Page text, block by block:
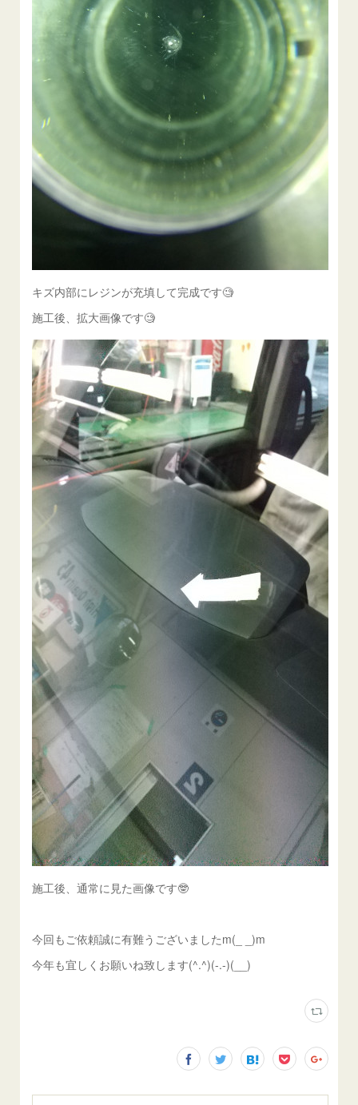
キズ内部にレジンが充填して完成です🧐
施工後、拡大画像です🧐
施工後、通常に見た画像です🤓
今回もご依頼誠に有難うございましたm(_ _)m
今年も宜しくお願いね致します(^.^)(-.-)(__)